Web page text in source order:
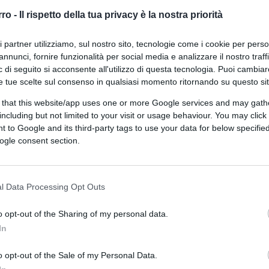
- Il rispetto della tua privacy è la nostra priorità
partner utilizziamo, sul nostro sito, tecnologie come i cookie per
fornire funzionalità per social media e analizzare il nostro
di seguito si acconsente all'utilizzo di questa tecnologia. Puoi
tue scelte sul consenso in qualsiasi momento ritornando su questo
that this website/app uses one or more Google services and may
but not limited to your visit or usage behaviour. You may
to Google and its third-party tags to use your data for below
consent section.
Data Processing Opt Outs
opt-out of the Sharing of my personal data.
opt-out of the Sale of my Personal Data.
su Google CLICCA QUI
bene oggi da Vittorio Feltri e,
e quindi a farsi un mazzo così per